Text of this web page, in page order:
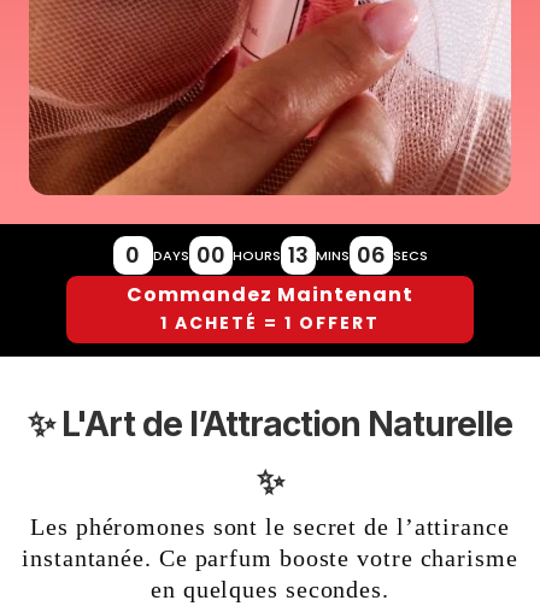
0 DAYS 00 HOURS 13 MINS 05 SECS
Commandez Maintenant
1 ACHETÉ = 1 OFFERT
✨ L'Art de l’Attraction Naturelle
✨
Les phéromones sont le secret de l’attirance
instantanée. Ce parfum booste votre charisme
en quelques secondes.